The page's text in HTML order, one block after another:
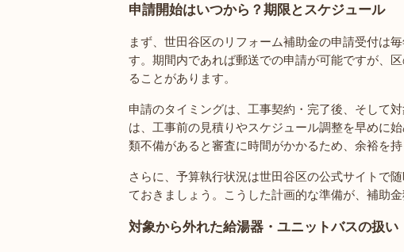
申請開始はいつから？期限とスケジュール
まず、世田谷区のリフォーム補助金の申請受付は
す。期間内であれば郵送での申請が可能ですが、
ることがあります。
申請のタイミングは、工事契約・完了後、そして
は、工事前の見積りやスケジュール調整を早めに
類不備があると審査に時間がかかるため、余裕を持
さらに、予算執行状況は世田谷区の公式サイトで
ておきましょう。こうした計画的な準備が、補助金
対象から外れた給湯器・ユニットバスの扱い